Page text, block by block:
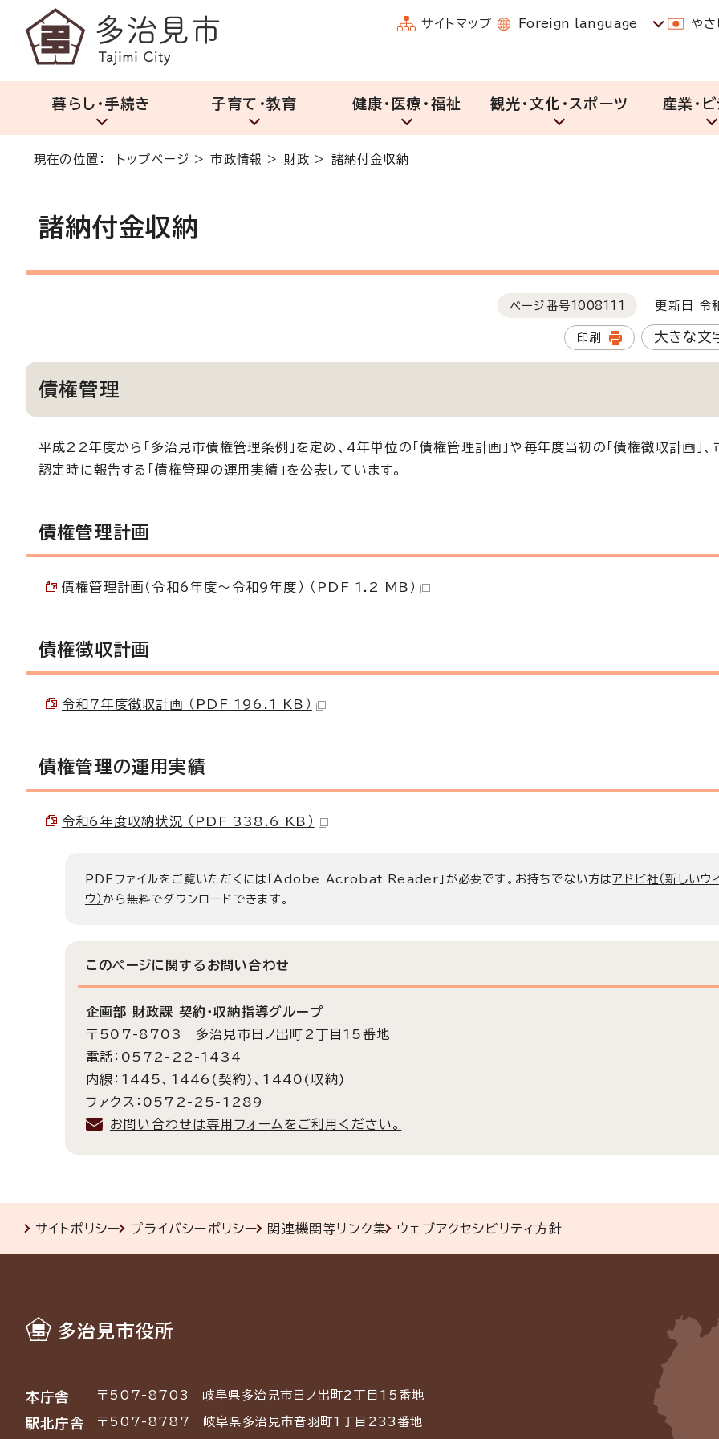
サイトマップ Foreign language や
暮らし・手続き 子育て・教育 健康・医療・福祉 観光・文化・スポーツ 産業・
現在の位置： トップページ >市政情報 > 財政 > 諸納付金収納
諸納付金収納
ページ番号1008111 更新日 令
印刷 大きな文
債権管理
平成22年度から「多治見市債権管理条例」を定め、4年単位の「債権管理計画」や毎年度当初の「債権徴収計画」
認定時に報告する「債権管理の運用実績」を公表しています。
債権管理計画
債権管理計画（令和6年度～令和9年度） （PDF 1.2 MB）
債権徴収計画
令和7年度徴収計画 （PDF 196.1 KB）
債権管理の運用実績
令和6年度収納状況 （PDF 338.6 KB）
PDFファイルをご覧いただくには「Adobe Acrobat Reader」が必要です。お持ちでない方はアドビ社（新しいウ
ウ）から無料でダウンロードできます。
このページに関する お問い合わせ
企画部 財政課 契約・収納指導グループ
〒507-8703 多治見市日ノ出町2丁目15番地
電話：0572-22-1434
内線：1445、1446(契約)、1440(収納)
ファクス：0572-25-1289
お問い合わせは専用フォームをご利用ください。
サイトポリシー プライバシーポリシー 関連機関等リンク集 ウェブアクセシビリティ方針
多治見市役所
本庁舎 〒507-8703 岐阜県多治見市日ノ出町2丁目15番地
駅北庁舎 〒507-8787 岐阜県多治見市音羽町1丁目233番地